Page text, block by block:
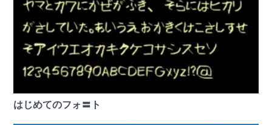
はじめてのフォ〓ト